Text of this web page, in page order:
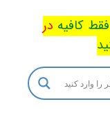
کافیه در